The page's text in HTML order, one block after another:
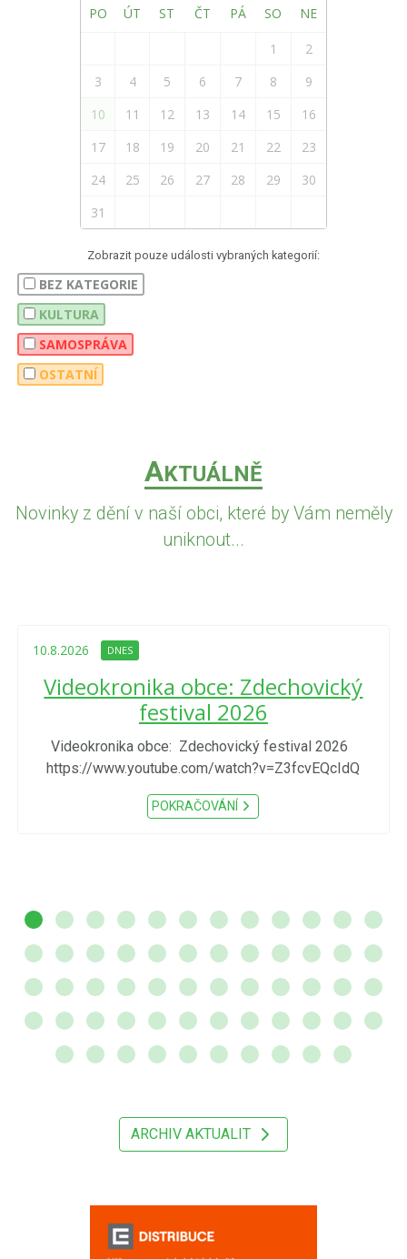
PO ÚT ST ČT PÁ SO NE
1
2
3
4 5 6 7 8
9
10
11 12 13 14 15
16
17
18 19 20 21 22
23
24
25 26 27 28 29
30
31
Zobrazit pouze události vybraných kategorií:
BEZ KATEGORIE
KULTURA
SAMOSPRÁVA
OSTATNÍ
AKTUÁLNĚ
Novinky z dění v naší obci, které by Vám neměly
uniknout...
10.8.2026 DNES
Videokronika obce: Zdechovický
festival 2026
Videokronika obce: Zdechovický festival 2026
https://www.youtube.com/watch?v=Z3fcvEQcIdQ
POKRAČOVÁNÍ
ARCHIV AKTUALIT